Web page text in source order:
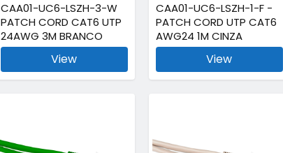
CAA01-UC6-LSZH-3-W
PATCH CORD CAT6 UTP
24AWG 3M BRANCO
View
CAA01-UC6-LSZH-1-F -
PATCH CORD UTP CAT6
AWG24 1M CINZA
View